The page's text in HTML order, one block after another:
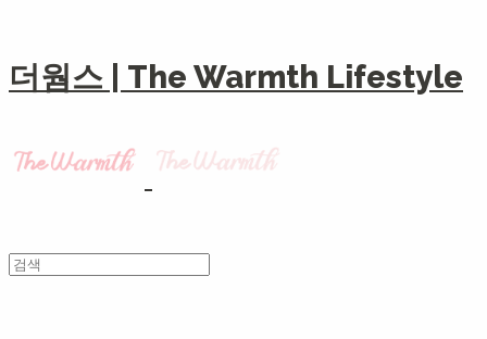
더웜스 | The Warmth Lifestyle